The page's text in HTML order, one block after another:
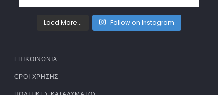
Load More... Follow on Instagram
ΕΠΙΚΟΙΝΩΝΙΑ
ΌΡΟΙ ΧΡΉΣΗΣ